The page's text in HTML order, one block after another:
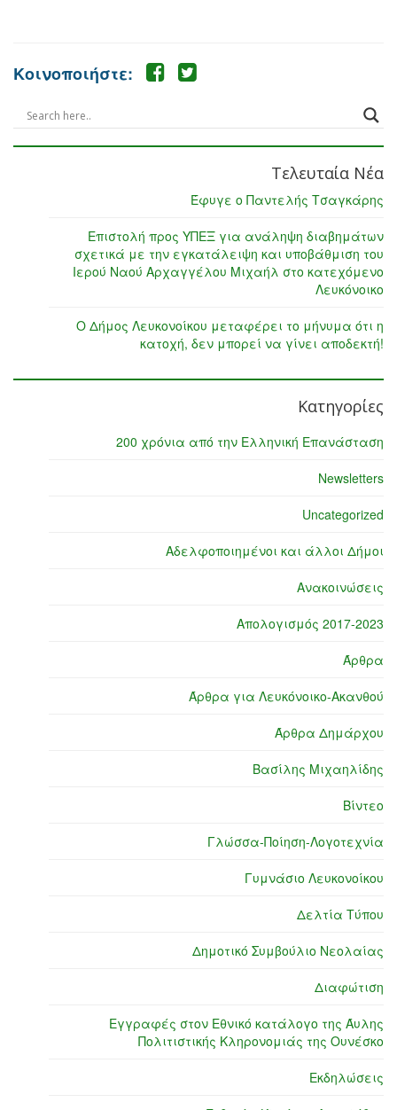
Κοινοποιήστε:
Τελευταία Νέα
Έφυγε ο Παντελής Τσαγκάρης
Επιστολή προς ΥΠΕΞ για ανάληψη διαβημάτων
σχετικά με την εγκατάλειψη και υποβάθμιση του
Ιερού Ναού Αρχαγγέλου Μιχαήλ στο κατεχόμενο
Λευκόνοικο
Ο Δήμος Λευκονοίκου μεταφέρει το μήνυμα ότι η
κατοχή, δεν μπορεί να γίνει αποδεκτή!
Κατηγορίες
200 χρόνια από την Ελληνική Επανάσταση
Newsletters
Uncategorized
Αδελφοποιημένοι και άλλοι Δήμοι
Ανακοινώσεις
Απολογισμός 2017-2023
Άρθρα
Άρθρα για Λευκόνοικο-Ακανθού
Άρθρα Δημάρχου
Βασίλης Μιχαηλίδης
Βίντεο
Γλώσσα-Ποίηση-Λογοτεχνία
Γυμνάσιο Λευκονοίκου
Δελτία Τύπου
Δημοτικό Συμβούλιο Νεολαίας
Διαφώτιση
Εγγραφές στον Εθνικό κατάλογο της Άυλης
Πολιτιστικής Κληρονομιάς της Ουνέσκο
Εκδηλώσεις